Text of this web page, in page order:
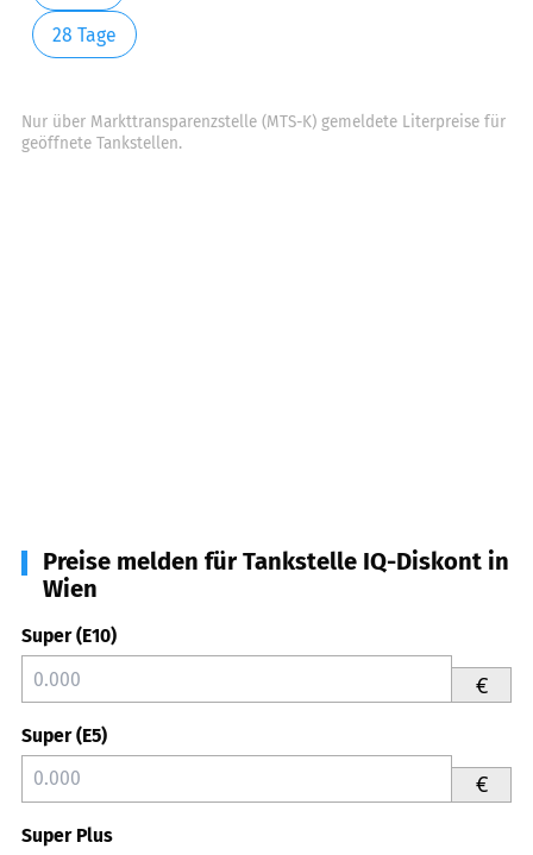
28 Tage
Nur über Markttransparenzstelle (MTS-K) gemeldete Literpreise für
geöffnete Tankstellen.
Preise melden für Tankstelle IQ-Diskont in
Wien
Super (E10)
€
Super (E5)
€
Super Plus